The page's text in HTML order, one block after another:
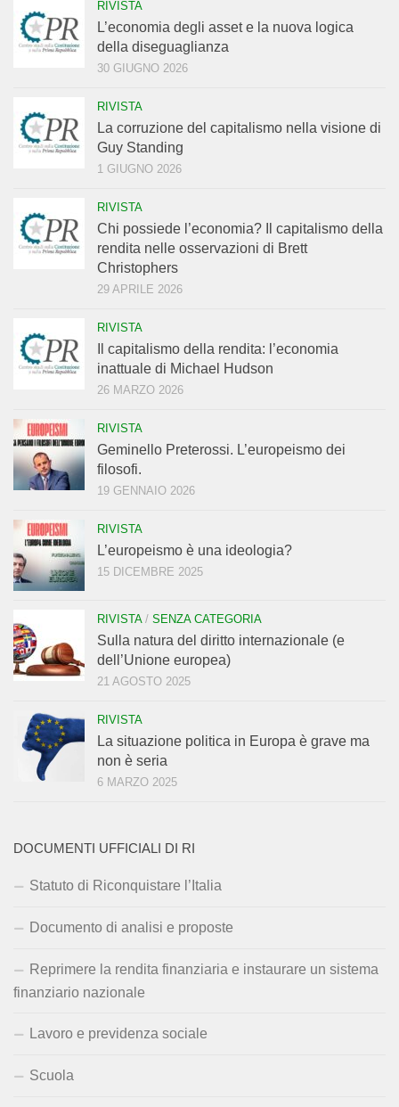
RIVISTA
L’economia degli asset e la nuova logica
della diseguaglianza
30 GIUGNO 2026
RIVISTA
La corruzione del capitalismo nella visione di
Guy Standing
1 GIUGNO 2026
RIVISTA
Chi possiede l’economia? Il capitalismo della
rendita nelle osservazioni di Brett
Christophers
29 APRILE 2026
RIVISTA
Il capitalismo della rendita: l’economia
inattuale di Michael Hudson
26 MARZO 2026
RIVISTA
Geminello Preterossi. L’europeismo dei
filosofi.
19 GENNAIO 2026
RIVISTA
L’europeismo è una ideologia?
15 DICEMBRE 2025
RIVISTA/ SENZA CATEGORIA
Sulla natura del diritto internazionale (e
dell’Unione europea)
21 AGOSTO 2025
RIVISTA
La situazione politica in Europa è grave ma
non è seria
6 MARZO 2025
DOCUMENTI UFFICIALI DI RI
Statuto di Riconquistare l’Italia
Documento di analisi e proposte
Reprimere la rendita finanziaria e instaurare un sistema
finanziario nazionale
Lavoro e previdenza sociale
Scuola